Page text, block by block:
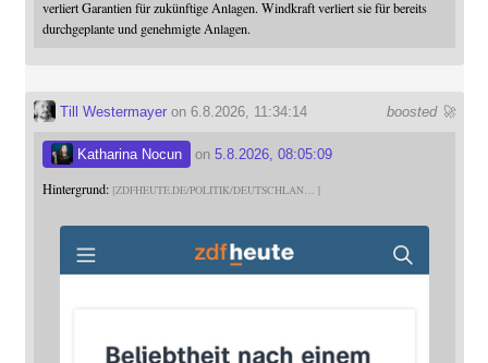
verliert Garantien für zukünftige Anlagen. Windkraft verliert sie für bereits
durchgeplante und genehmigte Anlagen.
boosted 🚀
Till Westermayeron 6.8.2026, 11:34:14
Katharina Nocun on 5.8.2026, 08:05:09
Hintergrund: ZDFHEUTE.DE/POLITIK/DEUTSCHLAN